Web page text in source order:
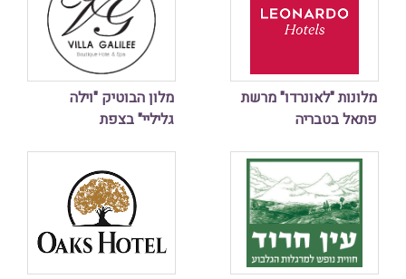
מלון הבוטיק "וילה
גליליי" בצפת
מלונות "לאונרדו" מרשת
פתאל בטבריה